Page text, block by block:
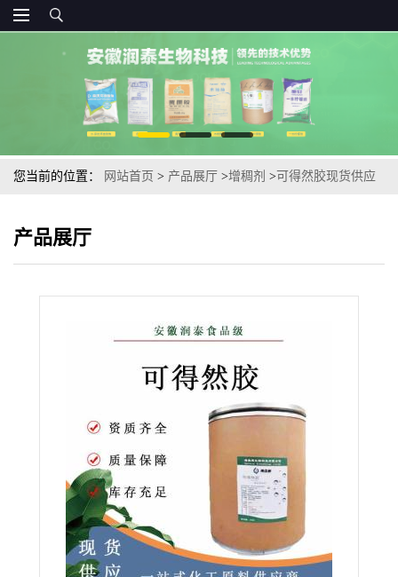
您当前的位置： 网站首页 > 产品展厅 >增稠剂 > 可得然胶现货供应
产品展厅